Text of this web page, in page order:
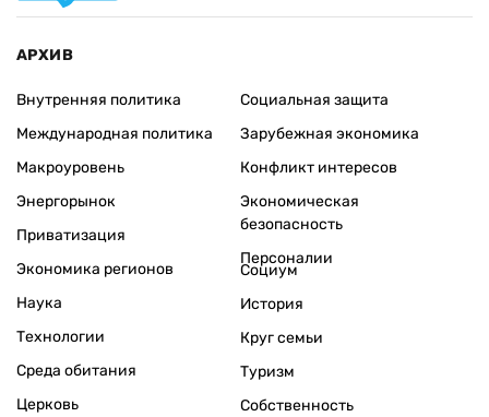
АРХИВ
Внутренняя политика
Международная политика
Макроуровень
Энергорынок
Приватизация
Экономика регионов
Социальная защита
Зарубежная экономика
Конфликт интересов
Экономическая
безопасность
Персоналии
Наука
Технологии
Среда обитания
Церковь
Социум
История
Круг семьи
Туризм
Собственность